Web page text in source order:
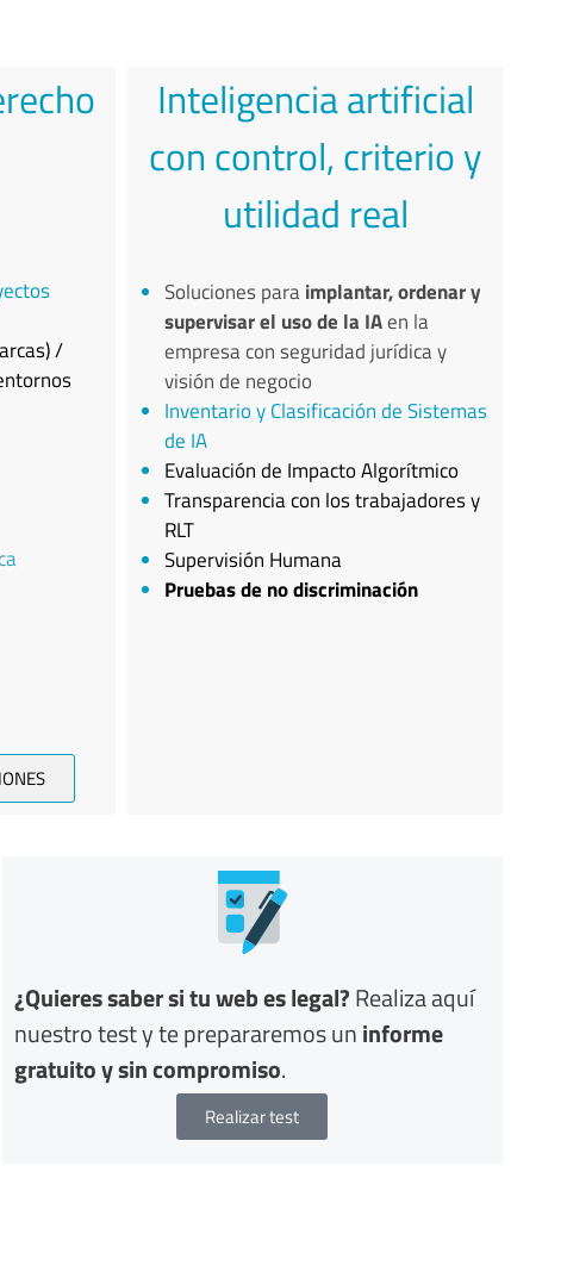
/
Inteligencia artificial
con control, criterio y
utilidad real
Soluciones paraimplantar, ordenar y
supervisar el uso de la IAen la
empresa con seguridad jurídica y
visión de negocio
Inventario y Clasificación de Sistemas
de IA
Evaluación de Impacto Algorítmico
Transparencia con los trabajadores y
RLT
Supervisión Humana
Pruebas de no discriminación
¿Quieres saber si tu web es legal?Realiza aquí
nuestro test y te prepararemos uninforme
gratuito y sin compromiso.
Realizar test